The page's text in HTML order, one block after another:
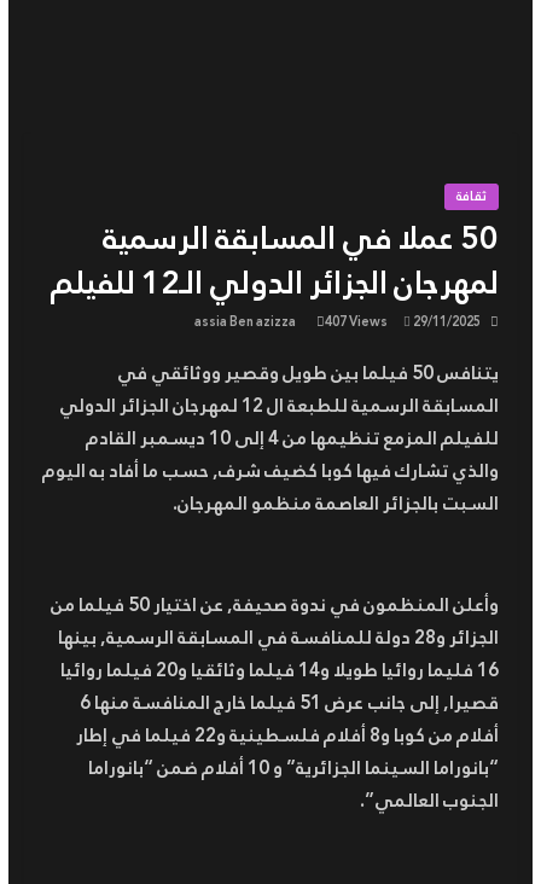
ثقافة
50 عملا في المسابقة الرسمية
لمهرجان الجزائر الدولي الـ12 للفيلم
assia Ben azizza 407 Views 29/11/2025
يتنافس 50 فيلما بين طويل وقصير ووثائقي في
المسابقة الرسمية للطبعة ال 12 لمهرجان الجزائر الدولي
للفيلم المزمع تنظيمها من 4 إلى 10 ديسمبر القادم
والذي تشارك فيها كوبا كضيف شرف, حسب ما أفاد به اليوم
السبت بالجزائر العاصمة منظمو المهرجان.
وأعلن المنظمون في ندوة صحيفة, عن اختيار 50 فيلما من
الجزائر و28 دولة للمنافسة في المسابقة الرسمية, بينها
16 فليما روائيا طويلا و14 فيلما وثائقيا و20 فيلما روائيا
قصيرا, إلى جانب عرض 51 فيلما خارج المنافسة منها 6
أفلام من كوبا و8 أفلام فلسطينية و22 فيلما في إطار
“بانوراما السينما الجزائرية” و 10 أفلام ضمن “بانوراما
الجنوب العالمي”.